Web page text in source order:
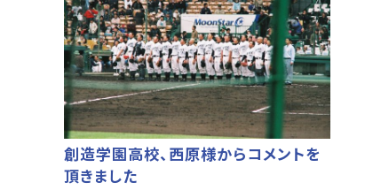
創造学園高校、西原様からコメントを
頂きました